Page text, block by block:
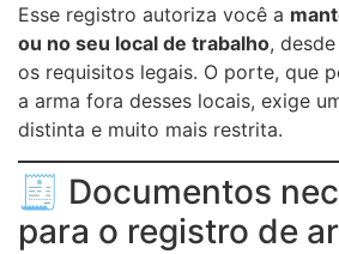
Esse registro autoriza você a
ou no seu local de trabalho,
os requisitos legais. O porte, que
a arma fora desses locais, exige
distinta e muito mais restrita.
🧾 Documentos
para o registro de